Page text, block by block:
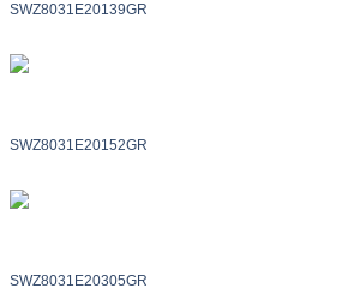
SWZ8031E20139GR
SWZ8031E20152GR
SWZ8031E20305GR